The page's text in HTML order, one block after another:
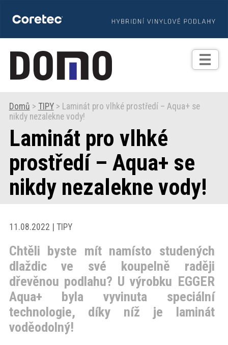
TIPY
Zprávy
Praxe
Fotogalerie
Produkty
Prodejní
ProfiMag
Kontakt
Domů > TIPY> Laminát pro vlhké prostředí – Aqua+ se
nikdy nezalekne vody!
Laminát pro vlhké
prostředí – Aqua+ se
nikdy nezalekne vody!
11.08.2022 | TIPY
Chtěli byste mít namísto studených
dlaždic ve své koupelně raději
dřevěnou podlahu? U výrobku EGGER
Aqua+ byla vyvinuta speciální
technologie, díky níž je laminát
voděodolný!